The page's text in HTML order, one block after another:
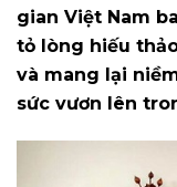
gian Việt Nam
tỏ lòng hiếu
và mang lại
sức vươn lên